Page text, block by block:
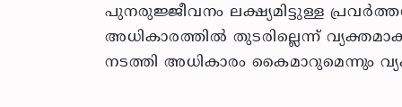
പുനരുജ്ജീവനം ലക്ഷ്യമിട്ടുള്ള
അധികാരത്തില്‍ തുടരില്ലെന്ന്
നടത്തി അധികാരം കൈമാറുമെന്നും